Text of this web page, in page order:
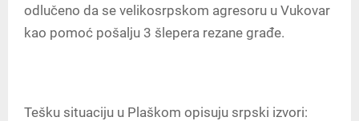
odlučeno da se velikosrpskom agresoru u Vukovar
kao pomoć pošalju 3 šlepera rezane građe.
Tešku situaciju u Plaškom opisuju srpski izvori: